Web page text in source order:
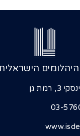
רמת גן
03-